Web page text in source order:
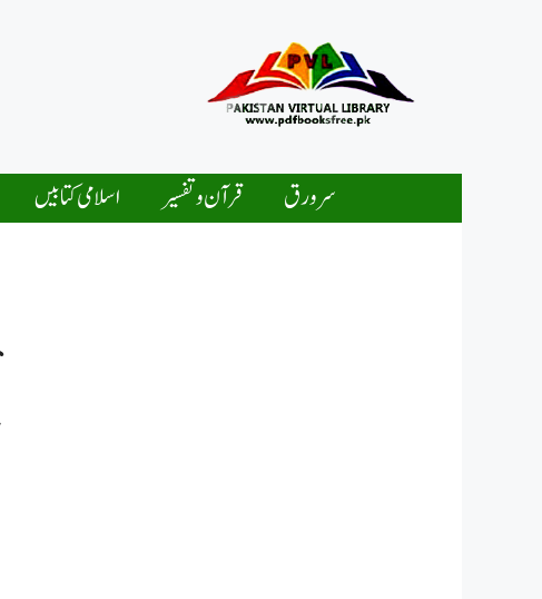
سرورق قرآن و تفسیر اسلامی کتابیں